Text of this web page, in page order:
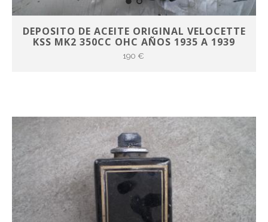
DEPOSITO DE ACEITE ORIGINAL VELOCETTE
KSS MK2 350CC OHC AÑOS 1935 A 1939
190 €